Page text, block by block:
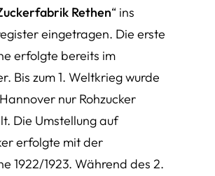
Rethen“ ins
eingetragen. Die erste
erfolgte bereits im
Bis zum 1. Weltkrieg wurde
nur Rohzucker
Die Umstellung auf
erfolgte mit der
1922/1923. Während des 2.